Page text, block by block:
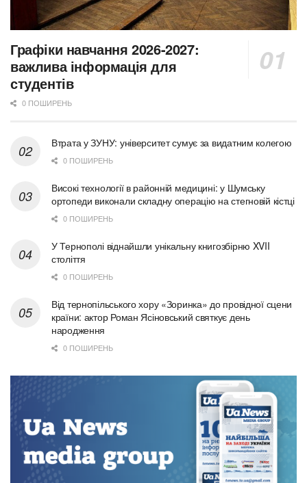
Графіки навчання 2026-2027:
важлива інформація для
студентів
0 ПОШИРЕНЬ
Втрата у ЗУНУ: університет сумує за видатним колегою
0 ПОШИРЕНЬ
Високі технології в районній медицині: у Шумську
ортопеди виконали складну операцію на стегновій кістці
0 ПОШИРЕНЬ
У Тернополі віднайшли унікальну книгозбірню XVII
століття
0 ПОШИРЕНЬ
Від тернопільського хору «Зоринка» до провідної сцени
країни: актор Роман Ясіновський святкує день
народження
0 ПОШИРЕНЬ